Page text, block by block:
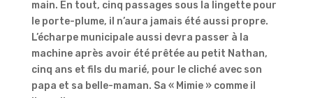
main. En tout, cinq passages sous la lingette pour
le porte-plume, il n’aura jamais été aussi propre.
L’écharpe municipale aussi devra passer à la
machine après avoir été prêtée au petit Nathan,
cinq ans et fils du marié, pour le cliché avec son
papa et sa belle-maman. Sa « Mimie » comme il